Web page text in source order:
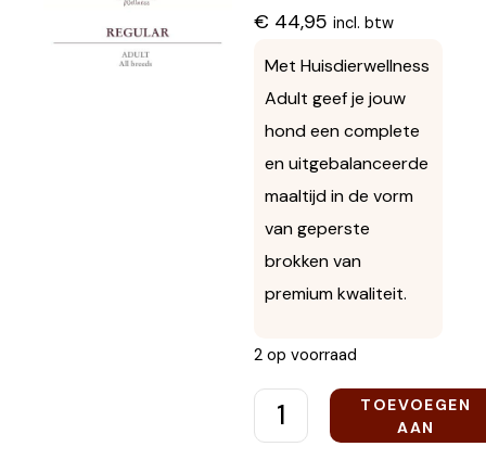
€ 44,95 incl. btw
Met Huisdierwellness
Adult geef je jouw
hond een complete
en uitgebalanceerde
maaltijd in de vorm
van geperste
brokken van
premium kwaliteit.
2 op voorraad
TOEVOEGEN
AAN